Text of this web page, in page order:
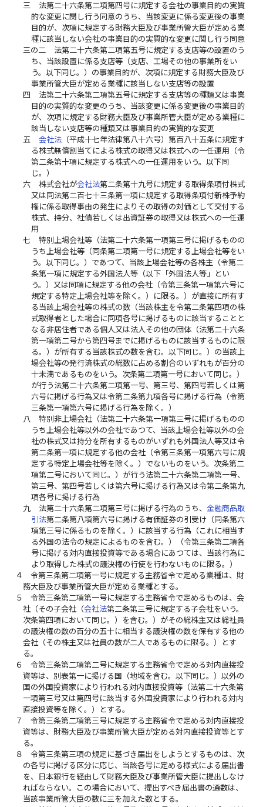
三
法第二十六条第二項第四号に規定する会社の事業目的の実質
的な変更に関し行う同意のうち、当該変更に係る変更後の事業
目的が、次項に規定する財務大臣及び事業所管大臣が定める業
種に該当しない会社の事業目的の実質的な変更に関し行う同意
三の二
法第二十六条第二項第五号に規定する支店等の設置のう
ち、当該設置に係る支店等（支店、工場その他の事業所をい
う。以下同じ。）の事業目的が、次項に規定する財務大臣及び
事業所管大臣が定める業種に該当しない支店等の設置
四
法第二十六条第二項第五号に規定する支店等の種類又は事業
目的の実質的な変更のうち、当該変更に係る変更後の事業目的
が、次項に規定する財務大臣及び事業所管大臣が定める業種に
該当しない支店等の種類又は事業目的の実質的な変更
五
会社法（平成十七年法律第八十六号）第百八十五条に規定す
る株式無償割当てによる株式の取得又は株式への一任運用（令
第二条第十項に規定する株式への一任運用をいう。以下同
じ。）
六
株式会社が会社法第二条第十九号に規定する取得条項付株式
又は同法第二百七十三条第一項に規定する取得条項付新株予約
権に係る取得事由の発生によりその取得の対価として交付する
株式、持分、社債若しくは出資証券の取得又は株式への一任運
用
七
特別上場会社等（法第二十六条第一項第三号に掲げるものの
うち上場会社等（同条第二項第一号に規定する上場会社等をい
う。以下同じ。）であつて、当該上場会社等の各株主（令第二
条第一項に規定する外国法人等（以下「外国法人等」とい
う。）又は同項に規定する他の会社（令第三条第一項第六号に
規定する特定上場会社等を除く。）に限る。）が直接に所有す
る当該上場会社等の株式の数（当該株主を令第二条第四項の株
式取得者とした場合に同項各号に掲げるものに該当することと
なる非居住者である個人又は法人その他の団体（法第二十六条
第一項第二号から第四号までに掲げるものに該当するものに限
る。）が所有する当該株式の数を含む。以下同じ。）の当該上
場会社等の発行済株式の総数に占める割合のいずれもが百分の
十未満であるものをいう。次条第二項第一号において同じ。）
が行う法第二十六条第二項第一号、第三号、第四号若しくは第
六号に掲げる行為又は令第二条第九項各号に掲げる行為（令第
三条第一項第六号に掲げる行為を除く。）
八
特別非上場会社（法第二十六条第一項第三号に掲げるものの
うち上場会社等以外の会社であつて、当該上場会社等以外の会
社の株式又は持分を所有するものがいずれも外国法人等又は令
第二条第一項に規定する他の会社（令第三条第一項第六号に規
定する特定上場会社等を除く。）でないものをいう。次条第二
項第二号において同じ。）が行う法第二十六条第二項第一号、
第三号、第四号若しくは第六号に掲げる行為又は令第二条第九
項各号に掲げる行為
九
法第二十六条第二項第三号に掲げる行為のうち、 金融商品取
引法第二条第八項第六号に掲げる有価証券の引受け（同条第六
項第三号に係るものを除く。）に該当する行為（これに相当す
る外国の法令の規定によるものを含む。）（令第三条第二項各
号に掲げる対内直接投資等である場合にあつては、当該行為に
より取得した株式の議決権の行使を行わないものに限る。）
４
令第三条第二項第一号に規定する主務省令で定める業種は、財
務大臣及び事業所管大臣が定める業種とする。
５
令第三条第二項第一号に規定する主務省令で定めるものは、会
社（その子会社（会社法第二条第三号に規定する子会社をいう。
次条第四項において同じ。）を含む。）がその総株主又は総社員
の議決権の数の百分の五十に相当する議決権の数を保有する他の
会社（その株主又は社員の数が二人であるものに限る。）とす
る。
６
令第三条第二項第二号に規定する主務省令で定める対内直接投
資等は、別表第一に掲げる国（地域を含む。以下同じ。）以外の
国の外国投資家により行われる対内直接投資等（法第二十六条第
一項第三号又は第四号に該当する外国投資家により行われる対内
直接投資等を除く。）とする。
７
令第三条第二項第三号に規定する主務省令で定める対内直接投
資等は、財務大臣及び事業所管大臣が定める対内直接投資等とす
る。
８
令第三条第三項の規定に基づき届出をしようとするものは、次
の各号に掲げる区分に応じ、当該各号に定める様式による届出書
を、日本銀行を経由して財務大臣及び事業所管大臣に提出しなけ
ればならない。この場合において、提出すべき届出書の通数は、
当該事業所管大臣の数に三を加えた数とする。